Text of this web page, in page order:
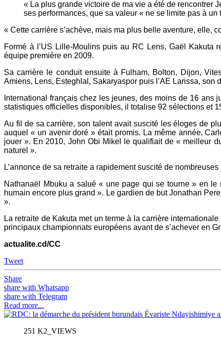
« La plus grande victoire de ma vie a été de rencontrer
ses performances, que sa valeur « ne se limite pas à
« Cette carrière s’achève, mais ma plus belle aventure, elle,
Formé à l’US Lille-Moulins puis au RC Lens, Gaël Kakuta
équipe première en 2009.
Sa carrière le conduit ensuite à Fulham, Bolton, Dijon,
Amiens, Lens, Esteghlal, Sakaryaspor puis l’AE Larissa, son
International français chez les jeunes, des moins de 16
statistiques officielles disponibles, il totalise 92 sélections et
Au fil de sa carrière, son talent avait suscité les éloges de
auquel « un avenir doré » était promis. La même année,
jouer ». En 2010, John Obi Mikel le qualifiait de « meilleur
naturel ».
L’annonce de sa retraite a rapidement suscité de
Nathanaël Mbuku a salué « une page qui se tourne » en
humain encore plus grand ». Le gardien de but Jonathan
».
La retraite de Kakuta met un terme à la carrière
principaux championnats européens avant de s’achever en
actualite.cd/CC
Tweet
Share
share with Whatsapp
share with Telegram
Read more...
251 K2_VIEWS